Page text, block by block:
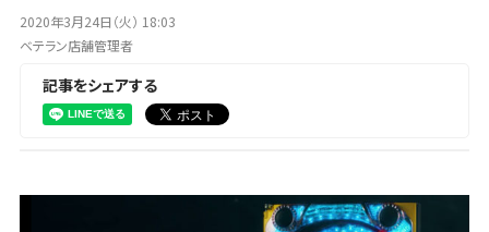
ブログ
Twitter
2020年3月24日（火） 18:03
ベテラン店舗管理者
記事をシェアする